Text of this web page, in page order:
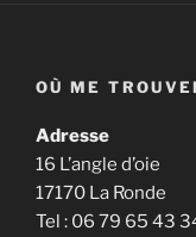
OÙ ME
Adresse
16 L’angle d’oie
17170 La Ronde
Tel : 06 79 65 43